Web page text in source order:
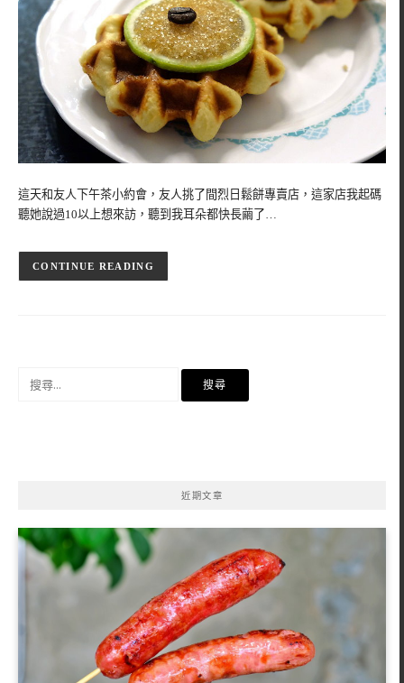
這天和友人下午茶小約會，友人挑了間烈日鬆餅專賣店，這家店我起碼
聽她說過10以上想來訪，聽到我耳朵都快長繭了…
CONTINUE READING
近期文章